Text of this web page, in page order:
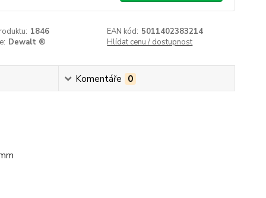
1846 EAN kód: 5011402383214
Dewalt ® Hlídat cenu / dostupnost
Komentáře 0